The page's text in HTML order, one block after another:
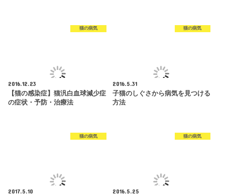
猫の病気
2016.12.23
【猫の感染症】猫汎白血球減少症
の症状・予防・治療法
猫の病気
2016.5.31
子猫のしぐさから病気を見つける
方法
猫の病気
2017.5.10
猫の病気
2016.5.25